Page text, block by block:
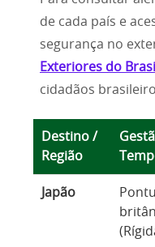
de cada país e
segurança no
Exteriores do
cidadãos
Destino /
Região
Japão